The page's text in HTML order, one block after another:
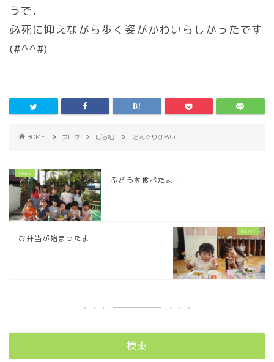
うで、
必死に抑えながら歩く姿がかわいらしかったです
(#^^#)
HOME ブログ ばら組 どんぐりひろい
ぶどうを食べたよ！
お弁当が始まったよ
検索